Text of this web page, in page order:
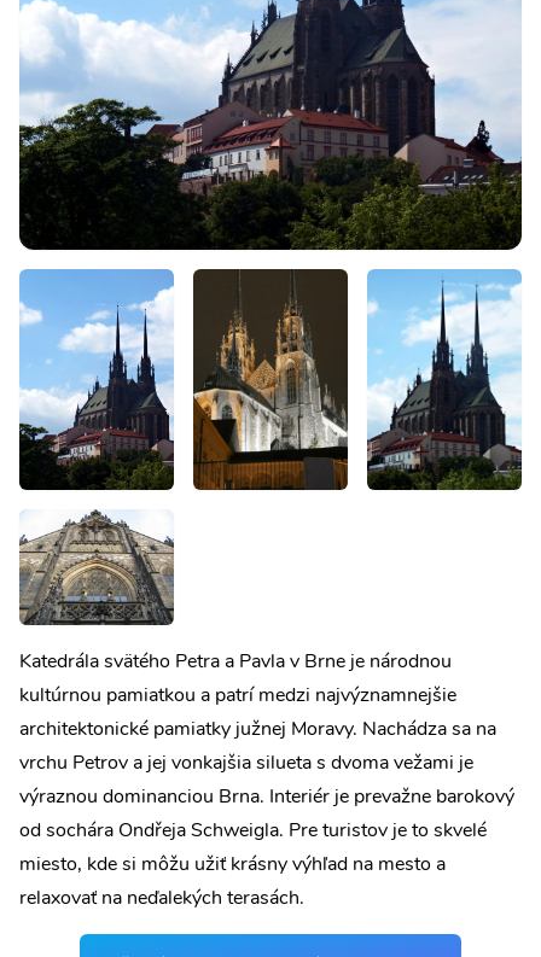
Katedrála svätého Petra a Pavla v Brne je národnou
kultúrnou pamiatkou a patrí medzi najvýznamnejšie
architektonické pamiatky južnej Moravy. Nachádza sa na
vrchu Petrov a jej vonkajšia silueta s dvoma vežami je
výraznou dominanciou Brna. Interiér je prevažne barokový
od sochára Ondřeja Schweigla. Pre turistov je to skvelé
miesto, kde si môžu užiť krásny výhľad na mesto a
relaxovať na neďalekých terasách.